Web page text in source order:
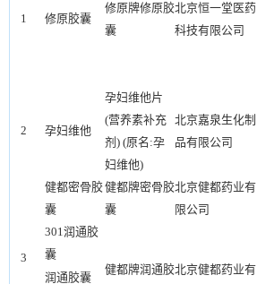
1 修原胶囊
修原牌修原胶
囊
北京恒一堂医药
科技有限公司
2 孕妇维他
孕妇维他片
(营养素补充
剂) (原名:孕
妇维他)
北京嘉泉生化制
品有限公司
3
健都密骨胶
囊
健都牌密骨胶
囊
北京健都药业有
限公司
301润通胶
囊
健都牌润通胶北京健都药业有
润通胶囊